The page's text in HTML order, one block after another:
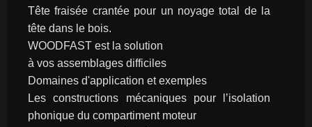
Tête fraisée crantée pour un noyage total de la
tête dans le bois.
WOODFAST est la solution
à vos assemblages difficiles
Domaines d'application et exemples
Les constructions mécaniques pour l’isolation
phonique du compartiment moteur